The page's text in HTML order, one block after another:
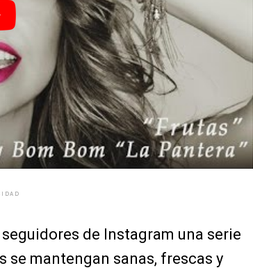
de Instagram una serie
se mantengan sanas, frescas y